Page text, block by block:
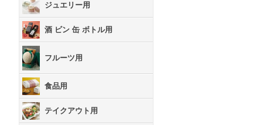
ジュエリー用
酒 ビン 缶 ボトル用
フルーツ用
食品用
テイクアウト用